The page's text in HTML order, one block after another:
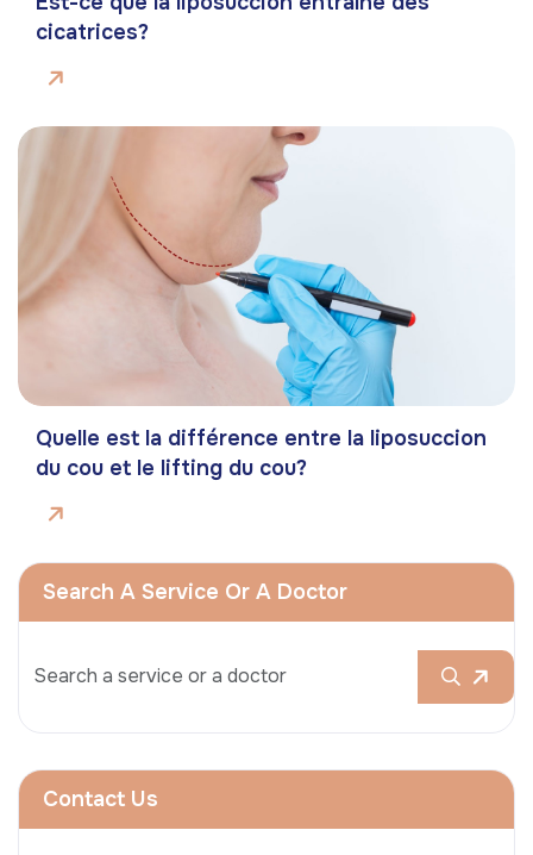
cicatrices?
Quelle est la différence entre la liposuccion
du cou et le lifting du cou?
Search A Service Or A Doctor
Contact Us